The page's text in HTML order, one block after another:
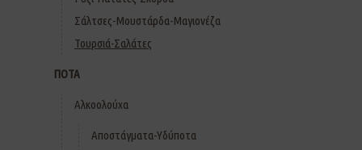
Σάλτσες-Μουστάρδα-Μαγιονέζα
Τουρσιά-Σαλάτες
ΠΟΤΑ
Αλκοολούχα
Αποστάγματα-Υδύποτα